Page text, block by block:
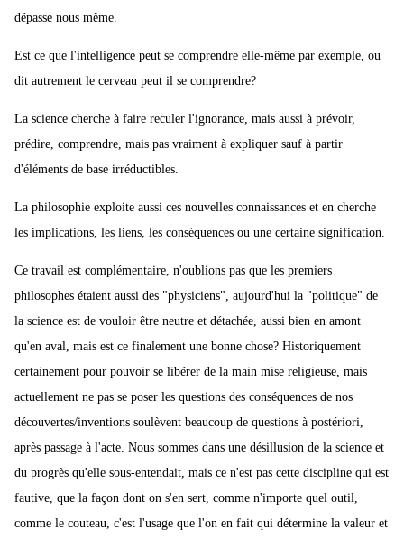
dépasse nous même.
Est ce que l'intelligence peut se comprendre elle-même par exemple, ou
dit autrement le cerveau peut il se comprendre?
La science cherche à faire reculer l'ignorance, mais aussi à prévoir,
prédire, comprendre, mais pas vraiment à expliquer sauf à partir
d'éléments de base irréductibles.
La philosophie exploite aussi ces nouvelles connaissances et en cherche
les implications, les liens, les conséquences ou une certaine signification.
Ce travail est complémentaire, n'oublions pas que les premiers
philosophes étaient aussi des "physiciens", aujourd'hui la "politique" de
la science est de vouloir être neutre et détachée, aussi bien en amont
qu'en aval, mais est ce finalement une bonne chose? Historiquement
certainement pour pouvoir se libérer de la main mise religieuse, mais
actuellement ne pas se poser les questions des conséquences de nos
découvertes/inventions soulèvent beaucoup de questions à postériori,
après passage à l'acte. Nous sommes dans une désillusion de la science et
du progrès qu'elle sous-entendait, mais ce n'est pas cette discipline qui est
fautive, que la façon dont on s'en sert, comme n'importe quel outil,
comme le couteau, c'est l'usage que l'on en fait qui détermine la valeur et